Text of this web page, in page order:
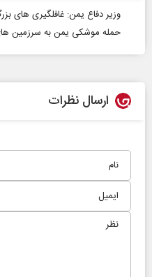
وزیر دفاع یمن: غافلگیری های
حمله موشکی یمن به سرزمین‌
ارسال نظرات